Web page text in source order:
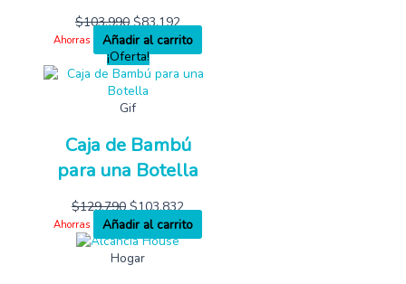
$103,990 $83,192
Ahorras
Añadir al carrito
¡Oferta!
Gif
Caja de Bambú
para una Botella
$129,790 $103,832
Ahorras
Añadir al carrito
Hogar